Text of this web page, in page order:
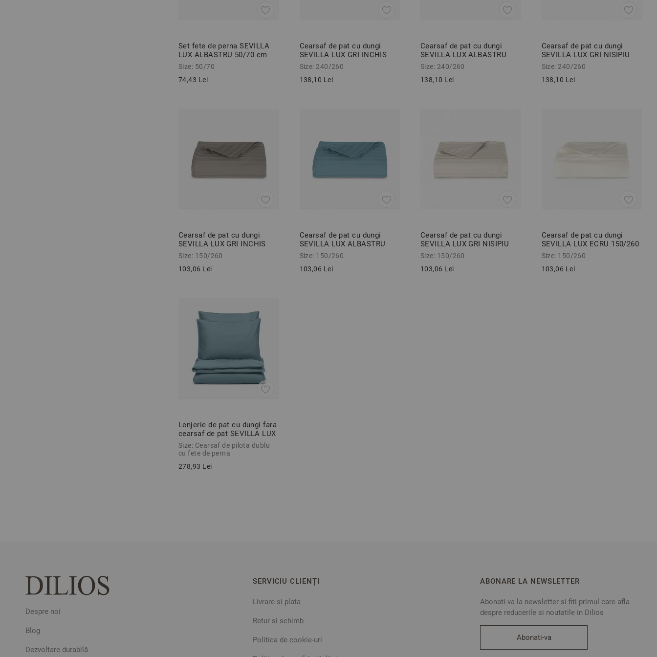
Set fete de perna SEVILLA
LUX ALBASTRU 50/70 cm
100% bumbac satinat
Size: 50/70
74,43 Lei
Cearsaf de pat cu dungi
SEVILLA LUX GRI INCHIS
240/260 cm
Size: 240/260
138,10 Lei
Cearsaf de pat cu dungi
SEVILLA LUX ALBASTRU
240/260 cm
Size: 240/260
138,10 Lei
Cearsaf de pat cu dungi
SEVILLA LUX GRI NISIPIU
BEJ 240/260 cm
Size: 240/260
138,10 Lei
Cearsaf de pat cu dungi
SEVILLA LUX GRI INCHIS
150/260 cm
Size: 150/260
103,06 Lei
Cearsaf de pat cu dungi
SEVILLA LUX ALBASTRU
150/260 cm
Size: 150/260
103,06 Lei
Cearsaf de pat cu dungi
SEVILLA LUX GRI NISIPIU
BEJ 150/260 cm
Size: 150/260
103,06 Lei
Cearsaf de pat cu dungi
SEVILLA LUX ECRU 150/260
cm
Size: 150/260
103,06 Lei
Lenjerie de pat cu dungi fara
cearsaf de pat SEVILLA LUX
ALBASTRU 3 piese
Size: Cearsaf de pilota dublu
cu fete de perna
278,93 Lei
Despre noi
Blog
Dezvoltare durabilă
SERVICIU CLIENȚI
Livrare si plata
Retur si schimb
Politica de cookie-uri
ABONARE LA NEWSLETTER
Abonati-va la newsletter si fiti primul care afla
despre reducerile si noutatile in Dilios
Abonati-va